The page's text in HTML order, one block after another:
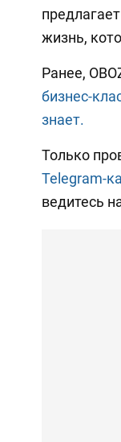
жизнь,
Ранее,
бизнес-
знает.
Только
Telegram-
ведитесь